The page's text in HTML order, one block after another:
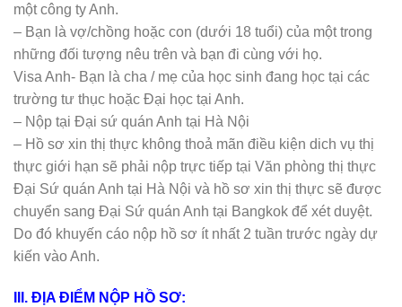
một công ty Anh.
– Bạn là vợ/chồng hoặc con (dưới 18 tuổi) của một trong
những đối tượng nêu trên và bạn đi cùng với họ.
Visa Anh- Bạn là cha / mẹ của học sinh đang học tại các
trường tư thục hoặc Đại học tại Anh.
– Nộp tại Đại sứ quán Anh tại Hà Nội
– Hồ sơ xin thị thực không thoả mãn điều kiện dich vụ thị
thực giới hạn sẽ phải nộp trực tiếp tại Văn phòng thị thực
Đại Sứ quán Anh tại Hà Nội và hồ sơ xin thị thực sẽ được
chuyển sang Đại Sứ quán Anh tại Bangkok để xét duyệt.
Do đó khuyến cáo nộp hồ sơ ít nhất 2 tuần trước ngày dự
kiến vào Anh.
III. ĐỊA ĐIỂM NỘP HỒ SƠ: